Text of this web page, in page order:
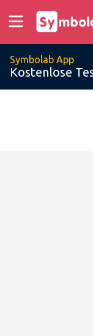
Symbolab App
Kostenlose